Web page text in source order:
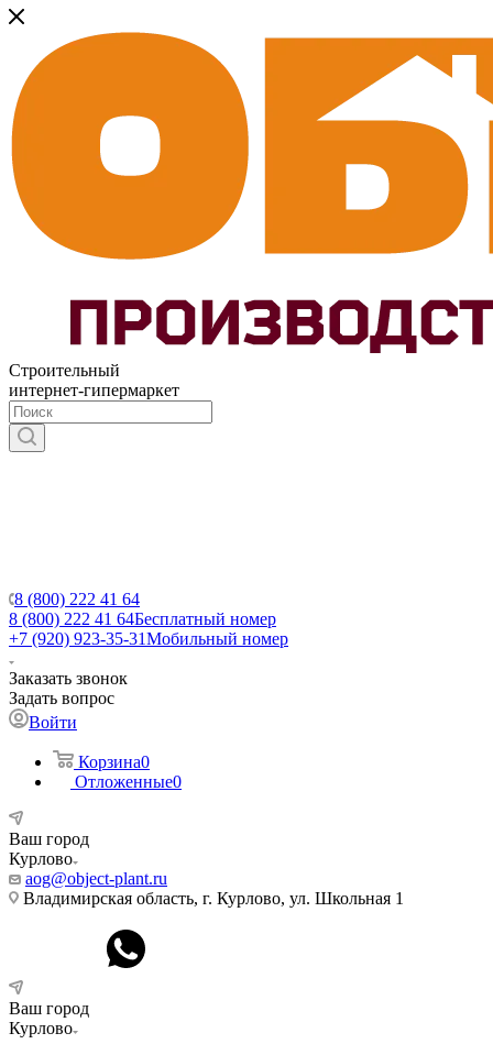
Строительный
интернет-гипермаркет
8 (800) 222 41 64
8 (800) 222 41 64Бесплатный номер
+7 (920) 923-35-31Мобильный номер
Заказать звонок
Задать вопрос
Войти
Корзина0
Отложенные0
Ваш город
Курлово
aog@object-plant.ru
Владимирская область, г. Курлово, ул. Школьная 1
Ваш город
Курлово